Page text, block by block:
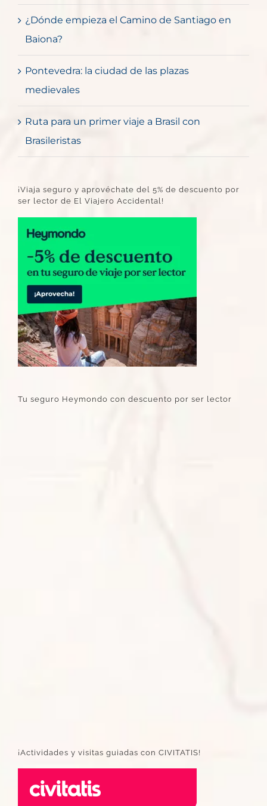
¿Dónde empieza el Camino de Santiago en
Baiona?
Pontevedra: la ciudad de las plazas
medievales
Ruta para un primer viaje a Brasil con
Brasileristas
¡Viaja seguro y aprovéchate del 5% de descuento por
ser lector de El Viajero Accidental!
Tu seguro Heymondo con descuento por ser lector
¡Actividades y visitas guiadas con CIVITATIS!